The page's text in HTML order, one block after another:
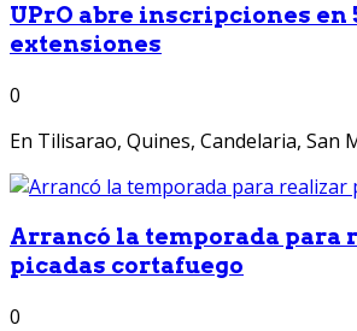
UPrO abre inscripciones en
extensiones
0
En Tilisarao, Quines, Candelaria, San
Arrancó la temporada para
picadas cortafuego
0